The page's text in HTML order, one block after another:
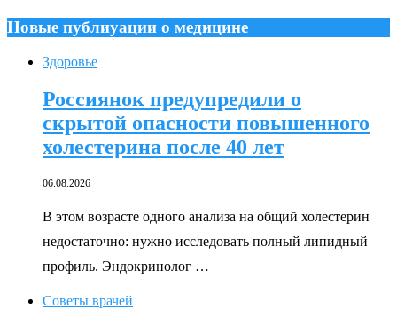
Новые публиуации о медицине
Здоровье
Россиянок предупредили о
скрытой опасности повышенного
холестерина после 40 лет
06.08.2026
В этом возрасте одного анализа на общий холестерин
недостаточно: нужно исследовать полный липидный
профиль. Эндокринолог …
Советы врачей